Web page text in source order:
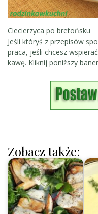
Ciecierzyca po bretońsku
Jeśli któryś z przepisów
praca, jeśli chcesz
kawę. Kliknij poniższy
Zobacz także: